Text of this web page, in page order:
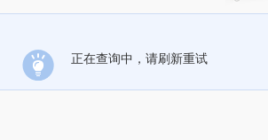
正在查询中，请刷新重试